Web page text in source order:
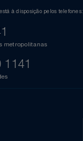
está à disposição pelos telefones:
metropolitanas
1141